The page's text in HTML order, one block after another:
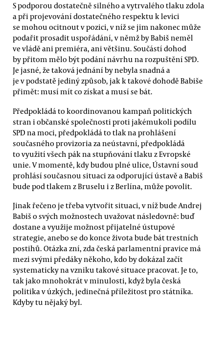
S podporou dostatečně silného a vytrvalého tlaku zdola
a při projevování dostatečného respektu k levici
se mohou ocitnout v pozici, v níž se jim nakonec může
podařit prosadit uspořádání, v němž by Babiš neměl
ve vládě ani premiéra, ani většinu. Součástí dohod
by přitom mělo být podání návrhu na rozpuštění SPD.
Je jasné, že taková jednání by nebyla snadná a
je v podstatě jediný způsob, jak k takové dohodě Babiše
přimět: musí mít co získat a musí se bát.
Předpokládá to koordinovanou kampaň politických
stran i občanské společnosti proti jakémukoli podílu
SPD na moci, předpokládá to tlak na prohlášení
současného provizoria za neústavní, předpokládá
to využití všech pák na stupňování tlaku z Evropské
unie. V momentě, kdy budou plné ulice, Ústavní soud
prohlásí současnou situaci za odporující ústavě a Babiš
bude pod tlakem z Bruselu i z Berlína, může povolit.
Jinak řečeno je třeba vytvořit situaci, v níž bude Andrej
Babiš o svých možnostech uvažovat následovně: buď
dostane a využije možnost přijatelné ústupové
strategie, anebo se do konce života bude bát trestních
postihů. Otázka zní, zda česká parlamentní pravice má
mezi svými předáky někoho, kdo by dokázal začít
systematicky na vzniku takové situace pracovat. Je to,
tak jako mnohokrát v minulosti, když byla česká
politika v úzkých, jedinečná příležitost pro státníka.
Kdyby tu nějaký byl.